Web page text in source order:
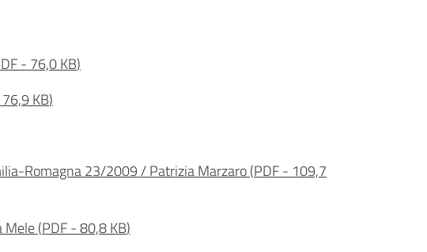
- 76,0 KB)
76,9 KB)
Romagna 23/2009 / Patrizia Marzaro(PDF- 109,7
Mele(PDF-80,8 KB)